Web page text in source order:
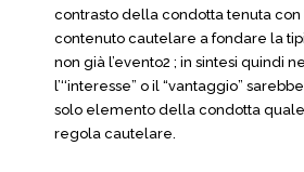
contrasto della condotta tenuta
contenuto cautelare a fondare la
non già l’evento2 ; in sintesi quindi
l’‘‘interesse” o il “vantaggio”
solo elemento della condotta
regola cautelare.